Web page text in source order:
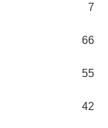
7
66
55
42